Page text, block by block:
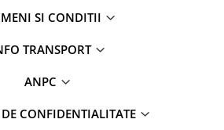
SI CONDITII
TRANSPORT
ANPC
CONFIDENTIALITATE